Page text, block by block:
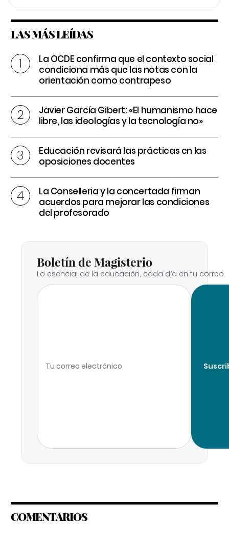
LAS MÁS LEÍDAS
La OCDE confirma que el contexto social
condiciona más que las notas con la
orientación como contrapeso
Javier García Gibert: «El humanismo hace
libre, las ideologías y la tecnología no»
Educación revisará las prácticas en las
oposiciones docentes
La Conselleria y la concertada firman
acuerdos para mejorar las condiciones
del profesorado
Boletín de Magisterio
Lo esencial de la educación, cada día en tu correo.
COMENTARIOS